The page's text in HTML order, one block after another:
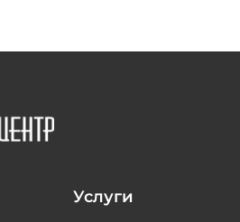
Услуги